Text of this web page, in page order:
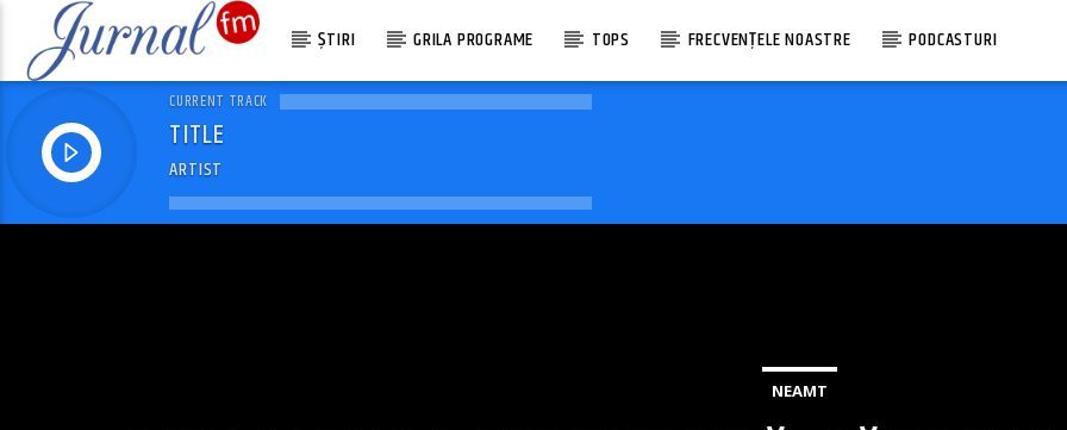
ȘTIRI GRILA PROGRAME TOPS FRECVENȚELE NOASTRE PODCASTURI
CURRENT TRACK
TITLE
ARTIST
NEAMT